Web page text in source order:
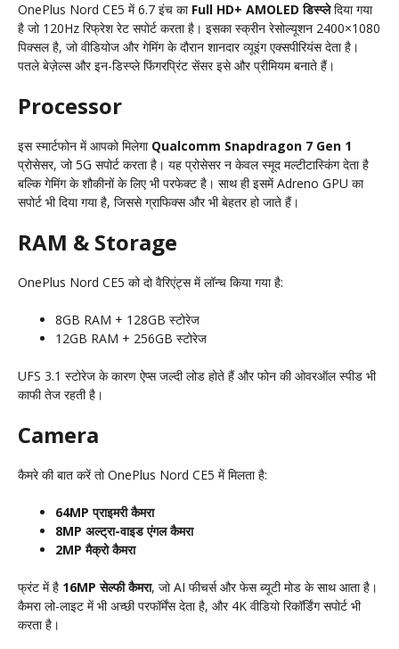
OnePlus Nord CE5 में 6.7 इंच का Full HD+ AMOLED डिस्प्लेदिया गया
है जो 120Hz रिफ्रेश रेट सपोर्ट करता है। इसका स्क्रीन रेसोल्यूशन 2400×1080
पिक्सल है, जो वीडियोज और गेमिंग के दौरान शानदार व्यूइंग एक्सपीरियंस देता है।
पतले बेज़ेल्स और इन-डिस्प्ले फिंगरप्रिंट सेंसर इसे और प्रीमियम बनाते हैं।
Processor
इस स्मार्टफोन में आपको मिलेगा Qualcomm Snapdragon 7 Gen 1
प्रोसेसर, जो 5G सपोर्ट करता है। यह प्रोसेसर न केवल स्मूद मल्टीटास्किंग देता है
बल्कि गेमिंग के शौकीनों के लिए भी परफेक्ट है। साथ ही इसमें Adreno GPU का
सपोर्ट भी दिया गया है, जिससे ग्राफिक्स और भी बेहतर हो जाते हैं।
RAM & Storage
OnePlus Nord CE5 को दो वैरिएंट्स में लॉन्च किया गया है:
8GB RAM + 128GB स्टोरेज
12GB RAM + 256GB स्टोरेज
UFS 3.1 स्टोरेज के कारण ऐप्स जल्दी लोड होते हैं और फोन की ओवरऑल स्पीड भी
काफी तेज रहती है।
Camera
कैमरे की बात करें तो OnePlus Nord CE5 में मिलता है:
64MP प्राइमरी कैमरा
8MP अल्ट्रा-वाइड एंगल कैमरा
2MP मैक्रो कैमरा
फ्रंट में है 16MP सेल्फी कैमरा, जो AI फीचर्स और फेस ब्यूटी मोड के साथ आता है।
कैमरा लो-लाइट में भी अच्छी परफॉर्मेंस देता है, और 4K वीडियो रिकॉर्डिंग सपोर्ट भी
करता है।